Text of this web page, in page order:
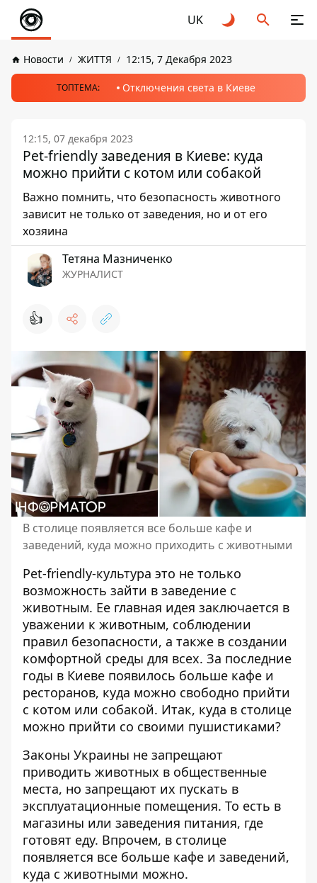
UK
Новости ЖИТТЯ 12:15, 7 Декабря 2023
ТОПТЕМА: Отключения света в Киеве
12:15, 07 декабря 2023
Pet-friendly заведения в Киеве: куда
можно прийти с котом или собакой
Важно помнить, что безопасность животного
зависит не только от заведения, но и от его
хозяина
Тетяна Мазниченко
ЖУРНАЛИСТ
👍
В столице появляется все больше кафе и
заведений, куда можно приходить с животными
Pet-friendly-культура это не только
возможность зайти в заведение с
животным. Ее главная идея заключается в
уважении к животным, соблюдении
правил безопасности, а также в создании
комфортной среды для всех. За последние
годы в Киеве появилось больше кафе и
ресторанов, куда можно свободно прийти
с котом или собакой. Итак, куда в столице
можно прийти со своими пушистиками?
Законы Украины не запрещают
приводить животных в общественные
места, но запрещают их пускать в
эксплуатационные помещения. То есть в
магазины или заведения питания, где
готовят еду. Впрочем, в столице
появляется все больше кафе и заведений,
куда с животными можно.